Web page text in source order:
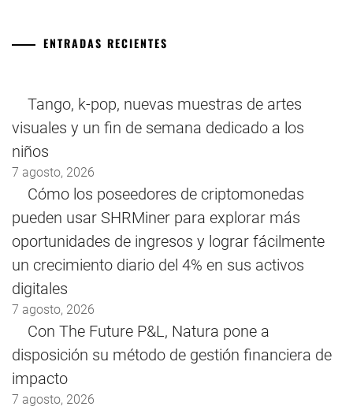
ENTRADAS RECIENTES
Tango, k-pop, nuevas muestras de artes
visuales y un fin de semana dedicado a los
niños
7 agosto, 2026
Cómo los poseedores de criptomonedas
pueden usar SHRMiner para explorar más
oportunidades de ingresos y lograr fácilmente
un crecimiento diario del 4% en sus activos
digitales
7 agosto, 2026
Con The Future P&L, Natura pone a
disposición su método de gestión financiera de
impacto
7 agosto, 2026